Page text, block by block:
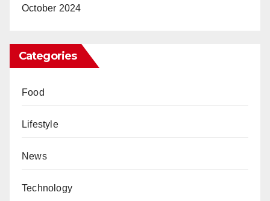
October 2024
Categories
Food
Lifestyle
News
Technology